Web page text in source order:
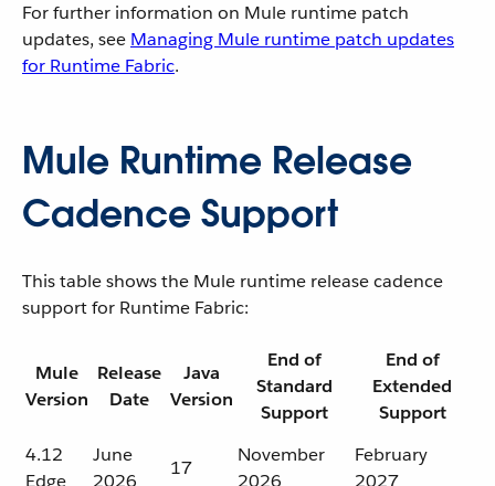
For further information on Mule runtime patch
updates, see Managing Mule runtime patch updates
for Runtime Fabric.
Mule Runtime Release
Cadence Support
This table shows the Mule runtime release cadence
support for Runtime Fabric:
Mule
Version
Release
Date
Java
Version
End of
Standard
Support
End of
Extended
Support
4.12
Edge
June
2026
17
November
2026
February
2027